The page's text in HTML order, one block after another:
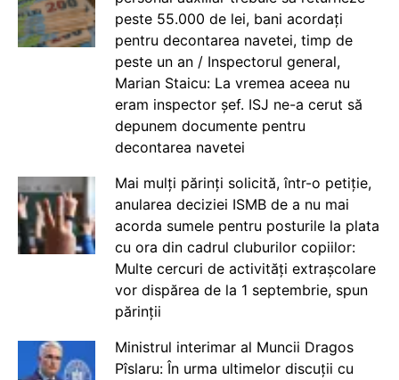
peste 55.000 de lei, bani acordați
pentru decontarea navetei, timp de
peste un an / Inspectorul general,
Marian Staicu: La vremea aceea nu
eram inspector șef. ISJ ne-a cerut să
depunem documente pentru
decontarea navetei
Mai mulți părinți solicită, într-o petiție,
anularea deciziei ISMB de a nu mai
acorda sumele pentru posturile la plata
cu ora din cadrul cluburilor copiilor:
Multe cercuri de activități extrașcolare
vor dispărea de la 1 septembrie, spun
părinții
Ministrul interimar al Muncii Dragos
Pîslaru: În urma ultimelor discuții cu